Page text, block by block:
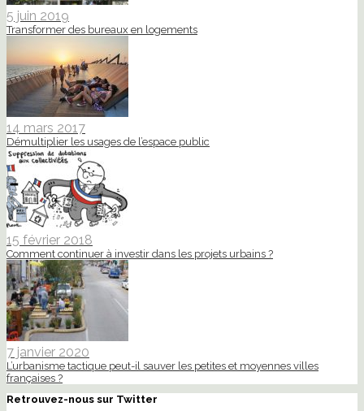
5 juin 2019
Transformer des bureaux en logements
14 mars 2017
Démultiplier les usages de l’espace public
15 février 2018
Comment continuer à investir dans les projets urbains ?
7 janvier 2020
L’urbanisme tactique peut-il sauver les petites et moyennes villes
françaises ?
Retrouvez-nous sur Twitter